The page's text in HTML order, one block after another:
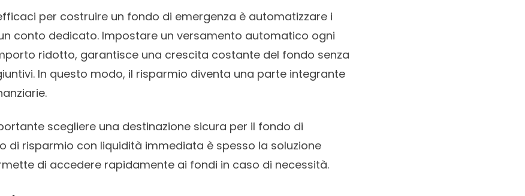
per costruire un fondo di emergenza è automatizzare i
conto dedicato. Impostare un versamento automatico ogni
ridotto, garantisce una crescita costante del fondo senza
In questo modo, il risparmio diventa una parte integrante
scegliere una destinazione sicura per il fondo di
di risparmio con liquidità immediata è spesso la soluzione
di accedere rapidamente ai fondi in caso di necessità.